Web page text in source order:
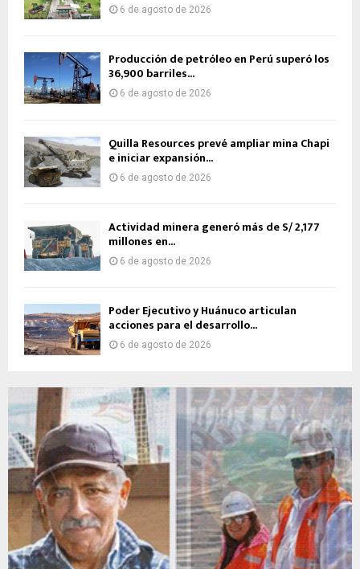
6 de agosto de 2026
Producción de petróleo en Perú superó los
36,900 barriles...
6 de agosto de 2026
Quilla Resources prevé ampliar mina Chapi
e iniciar expansión...
6 de agosto de 2026
Actividad minera generó más de S/ 2,177
millones en...
6 de agosto de 2026
Poder Ejecutivo y Huánuco articulan
acciones para el desarrollo...
6 de agosto de 2026